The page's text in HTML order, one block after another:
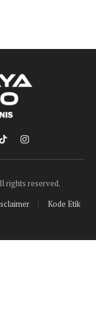
TikTokInstagram
rights reserved.
Kode Etik